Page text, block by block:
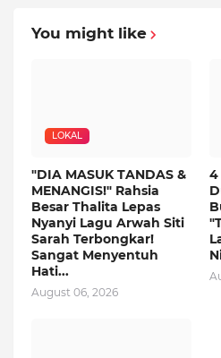
You might like
LOKAL
"DIA MASUK TANDAS &
MENANGIS!" Rahsia
Besar Thalita Lepas
Nyanyi Lagu Arwah Siti
Sarah Terbongkar!
Sangat Menyentuh
Hati...
August 06, 2026
4